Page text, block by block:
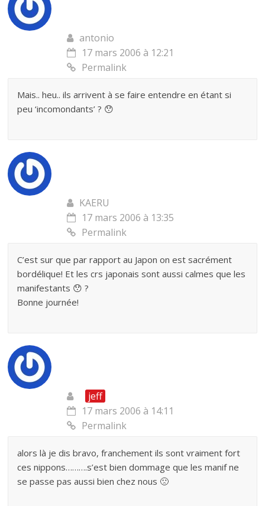
antonio
17 mars 2006 à 12:21
Permalink
Mais.. heu.. ils arrivent à se faire entendre en étant si
peu ‘incomondants’ ? 😯
KAERU
17 mars 2006 à 13:35
Permalink
C’est sur que par rapport au Japon on est sacrément
bordélique! Et les crs japonais sont aussi calmes que les
manifestants 😯 ?
Bonne journée!
jeff
17 mars 2006 à 14:11
Permalink
alors là je dis bravo, franchement ils sont vraiment fort
ces nippons……….s’est bien dommage que les manif ne
se passe pas aussi bien chez nous 🙁